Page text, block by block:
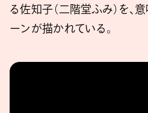
る佐知子（二階堂ふみ）を、
ーンが描かれている。